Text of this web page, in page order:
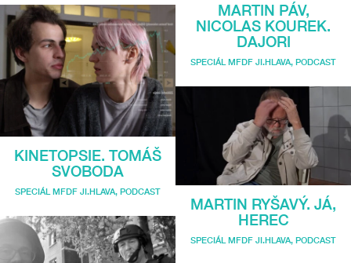
KINETOPSIE. TOMÁŠ
SVOBODA
SPECIÁL MFDF JI.HLAVA, PODCAST
MARTIN PÁV,
NICOLAS KOUREK.
DAJORI
SPECIÁL MFDF JI.HLAVA PODCAST
MARTIN RYŠAVÝ. JÁ,
HEREC
SPECIÁL MFDF JI.HLAVA, PODCAST